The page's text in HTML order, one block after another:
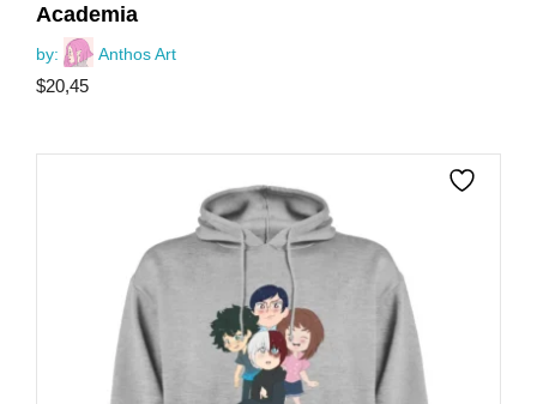
Academia
by: Anthos Art
$20,45